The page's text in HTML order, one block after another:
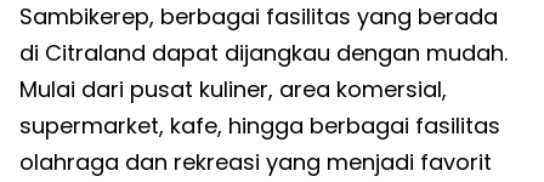
Sambikerep, berbagai fasilitas yang berada
di Citraland dapat dijangkau dengan mudah.
Mulai dari pusat kuliner, area komersial,
supermarket, kafe, hingga berbagai fasilitas
olahraga dan rekreasi yang menjadi favorit